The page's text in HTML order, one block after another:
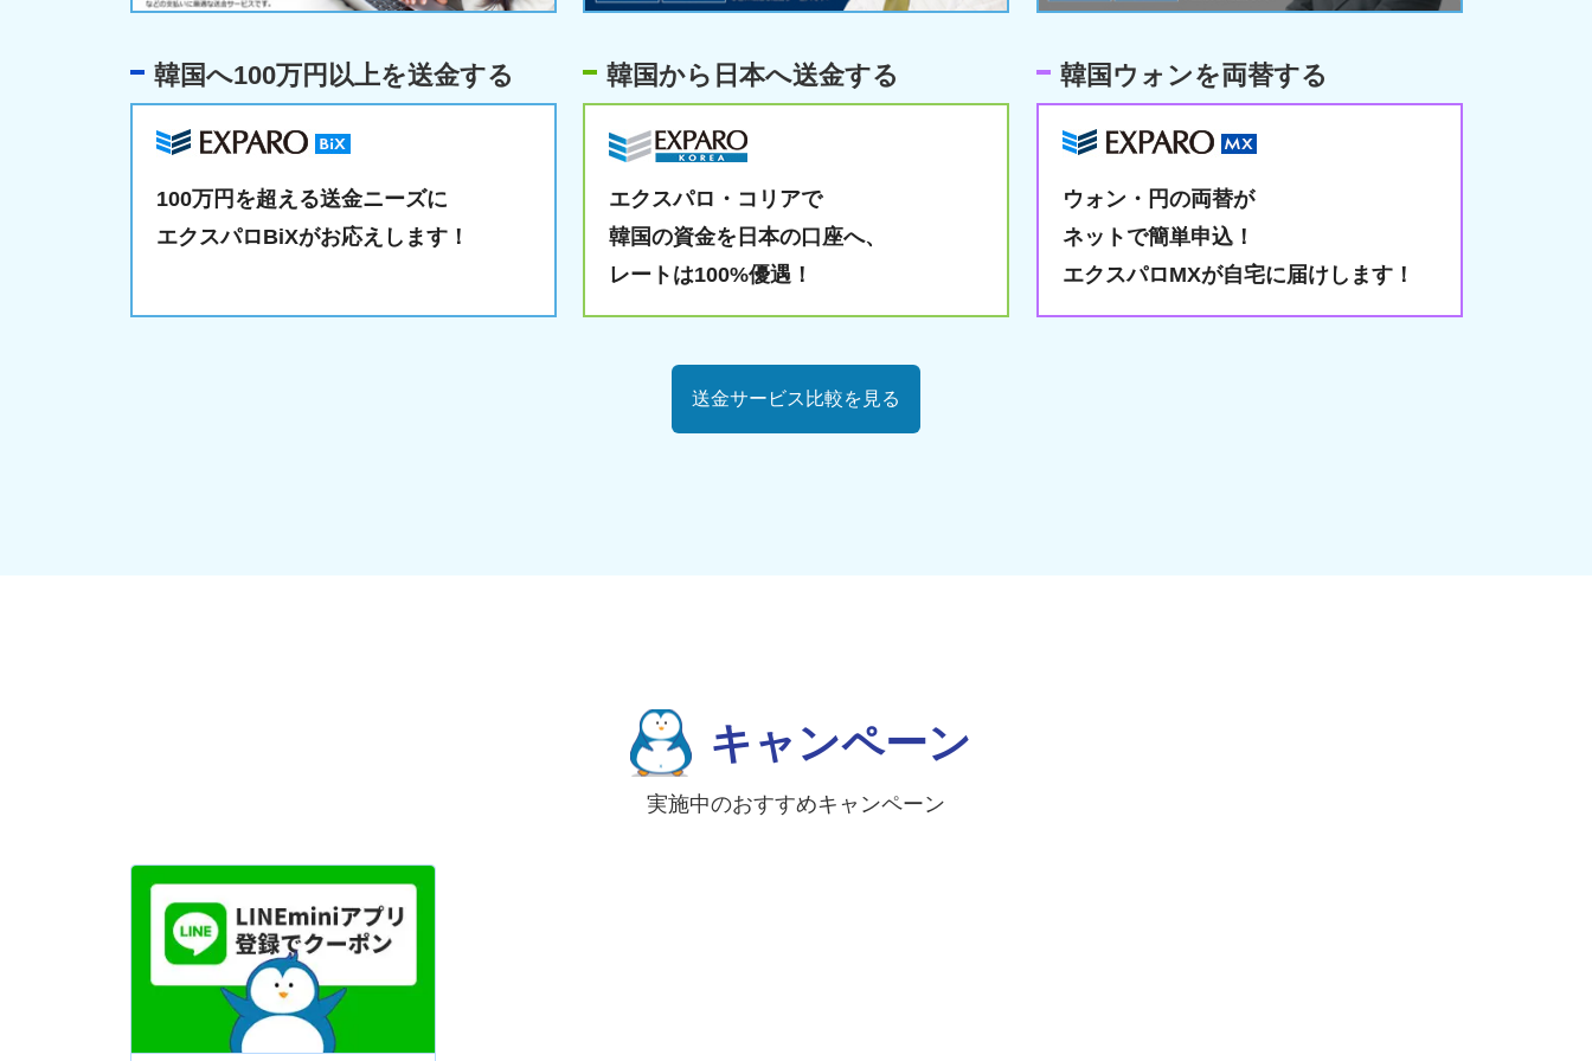
韓国へ100万円以上を送金する
100万円を超える送金ニーズに
エクスパロBiXがお応えします！
韓国から日本へ送金する
エクスパロ・コリアで
韓国の資金を日本の口座へ、
レートは100%優遇！
韓国ウォンを両替する
ウォン・円の両替が
ネットで簡単申込！
エクスパロMXが自宅に届けします！
送金サービス比較を見る
キャンペーン
実施中のおすすめキャンペーン